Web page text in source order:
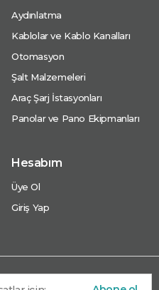
Aydınlatma
Kablolar ve Kablo Kanalları
Otomasyon
Şalt Malzemeleri
Araç Şarj İstasyonları
Panolar ve Pano Ekipmanları
Hesabım
Üye Ol
Giriş Yap